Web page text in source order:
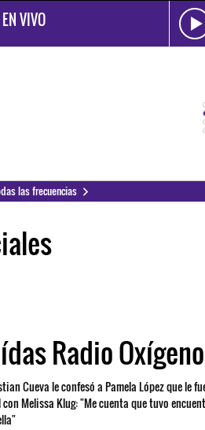
VIVO
las frecuencias
Radio Oxígeno
Cueva le confesó a Pamela López que le
Melissa Klug: "Me cuenta que tuvo